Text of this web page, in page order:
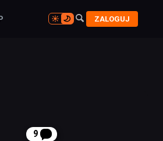

 ZALOGUJ
9